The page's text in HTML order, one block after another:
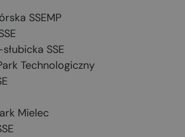
SSEMP
SSE
Technologiczny
Mielec